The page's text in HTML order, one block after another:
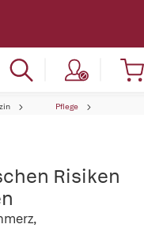
Pflege
Risiken